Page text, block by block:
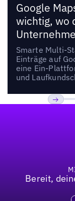
Google
wichtig, wo
Smarte Multi-
Einträge auf
eine Ein-
und
Bereit,